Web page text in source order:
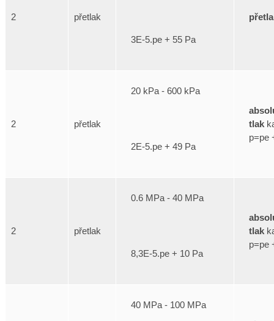
2 přetlak
3E-5.pe + 55 Pa
2 přetlak
20 kPa - 600 kPa
2E-5.pe + 49 Pa
tlak
p=pe
2 přetlak
0.6 MPa - 40 MPa
8,3E-5.pe + 10 Pa
tlak
p=pe
40 MPa - 100 MPa